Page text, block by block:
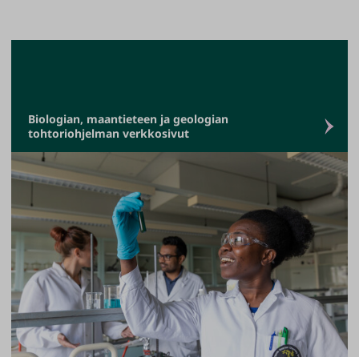
Biologian, maantieteen ja geologian
tohtoriohjelman verkkosivut